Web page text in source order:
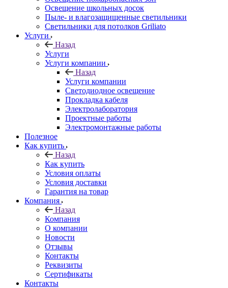
Освещение школьных досок
Пыле- и влагозащищенные светильники
Светильники для потолков Griliato
Услуги
Назад
Услуги
Услуги компании
Назад
Услуги компании
Светодиодное освещение
Прокладка кабеля
Электролаборатория
Проектные работы
Электромонтажные работы
Полезное
Как купить
Назад
Как купить
Условия оплаты
Условия доставки
Гарантия на товар
Компания
Назад
Компания
О компании
Новости
Отзывы
Контакты
Реквизиты
Сертификаты
Контакты